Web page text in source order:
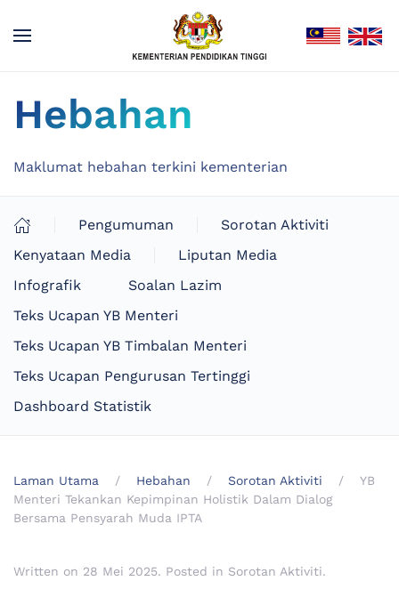
Hebahan
Maklumat hebahan terkini kementerian
Pengumuman
Sorotan Aktiviti
Kenyataan Media
Liputan Media
Infografik
Soalan Lazim
Teks Ucapan YB Menteri
Teks Ucapan YB Timbalan Menteri
Teks Ucapan Pengurusan Tertinggi
Dashboard Statistik
Laman Utama Hebahan Sorotan Aktiviti
YB
Menteri Tekankan Kepimpinan Holistik Dalam Dialog
Bersama Pensyarah Muda IPTA
Written on 28 Mei 2025. Posted in Sorotan Aktiviti.